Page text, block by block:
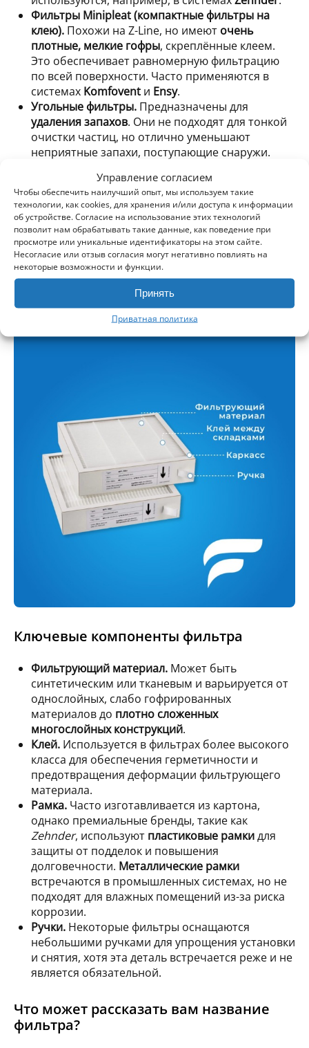
Управление согласием
Чтобы обеспечить наилучший опыт, мы используем такие
технологии, как cookies, для хранения и/или доступа к информации
об устройстве. Согласие на использование этих технологий
позволит нам обрабатывать такие данные, как поведение при
просмотре или уникальные идентификаторы на этом сайте.
Несогласие или отзыв согласия могут негативно повлиять на
некоторые возможности и функции.
Принять
Приватная политика
Фильтры Minipleat (компактные фильтры на
клею). Похожи на Z-Line, но имеют очень
плотные, мелкие гофры, скреплённые клеем.
Это обеспечивает равномерную фильтрацию
по всей поверхности. Часто применяются в
системах Komfovent и Ensy.
Угольные фильтры. Предназначены для
удаления запахов. Они не подходят для тонкой
очистки частиц, но отлично уменьшают
неприятные запахи, поступающие снаружи.
запахи выхлопа, дыма или промышленных
выбросов.
Компоненты фильтра для рекуператора
В зависимости от типа фильтра, его класса и
производителя, фильтры для рекуператоров могут
включать различные компоненты:
Ключевые компоненты фильтра
Фильтрующий материал. Может быть
синтетическим или тканевым и варьируется от
однослойных, слабо гофрированных
материалов до плотно сложенных
многослойных конструкций.
Клей. Используется в фильтрах более высокого
класса для обеспечения герметичности и
предотвращения деформации фильтрующего
материала.
Рамка. Часто изготавливается из картона,
однако премиальные бренды, такие как
Zehnder, используют пластиковые рамкидля
защиты от подделок и повышения
долговечности. Металлические рамки
встречаются в промышленных системах, но не
подходят для влажных помещений из-за риска
коррозии.
Ручки. Некоторые фильтры оснащаются
небольшими ручками для упрощения установки
и снятия, хотя эта деталь встречается реже и не
является обязательной.
Что может рассказать вам название
фильтра?